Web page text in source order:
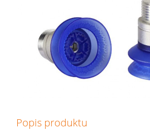
Popis produktu